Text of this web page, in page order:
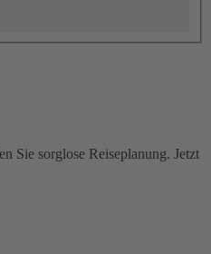
Sie sorglose Reiseplanung. Jetzt